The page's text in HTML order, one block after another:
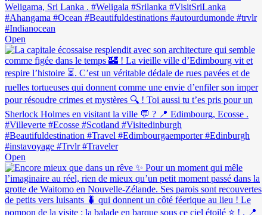
Open
Open